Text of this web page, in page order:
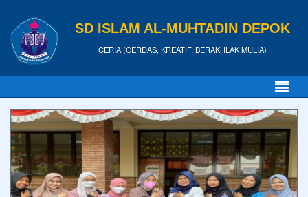
SD ISLAM AL-MUHTADIN DEPOK
CERIA (CERDAS, KREATIF, BERAKHLAK MULIA)